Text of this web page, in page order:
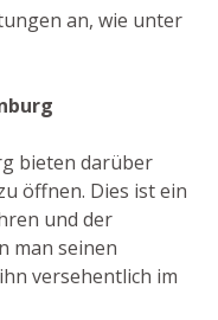
an, wie unter
bieten darüber
öffnen. Dies ist ein
und der
man seinen
versehentlich im